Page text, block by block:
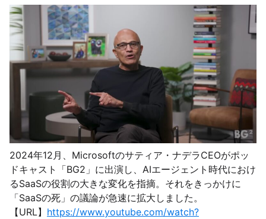
2024年12月、Microsoftのサティア・ナデラCEOがポッ
ドキャスト「BG2」に出演し、AIエージェント時代におけ
るSaaSの役割の大きな変化を指摘。それをきっかけに
「SaaSの死」の議論が急速に拡大しました。
【URL】 https://www.youtube.com/watch?